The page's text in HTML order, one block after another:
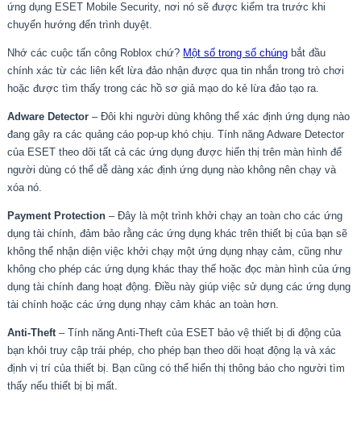
ứng dụng ESET Mobile Security, nơi nó sẽ được kiểm tra trước khi
chuyển hướng đến trình duyệt.
Nhớ các cuộc tấn công Roblox chứ? Một số trong số chúng bắt đầu
chính xác từ các liên kết lừa đảo nhận được qua tin nhắn trong trò chơi
hoặc được tìm thấy trong các hồ sơ giả mạo do kẻ lừa đảo tạo ra.
Adware Detector – Đôi khi người dùng không thể xác định ứng dụng nào
đang gây ra các quảng cáo pop-up khó chịu. Tính năng Adware Detector
của ESET theo dõi tất cả các ứng dụng được hiển thị trên màn hình để
người dùng có thể dễ dàng xác định ứng dụng nào không nên chạy và
xóa nó.
Payment Protection – Đây là một trình khởi chạy an toàn cho các ứng
dụng tài chính, đảm bảo rằng các ứng dụng khác trên thiết bị của bạn sẽ
không thể nhận diện việc khởi chạy một ứng dụng nhạy cảm, cũng như
không cho phép các ứng dụng khác thay thế hoặc đọc màn hình của ứng
dụng tài chính đang hoạt động. Điều này giúp việc sử dụng các ứng dụng
tài chính hoặc các ứng dụng nhạy cảm khác an toàn hơn.
Anti-Theft– Tính năng Anti-Theft của ESET bảo vệ thiết bị di động của
bạn khỏi truy cập trái phép, cho phép bạn theo dõi hoạt động lạ và xác
định vị trí của thiết bị. Bạn cũng có thể hiển thị thông báo cho người tìm
thấy nếu thiết bị bị mất.